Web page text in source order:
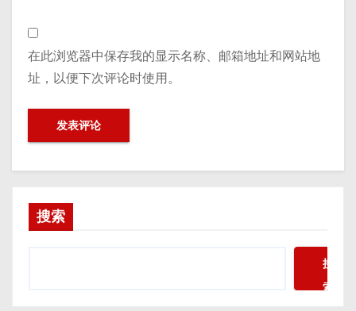
在此浏览器中保存我的显示名称、邮箱地址和网站地
址，以便下次评论时使用。
搜索
搜
索